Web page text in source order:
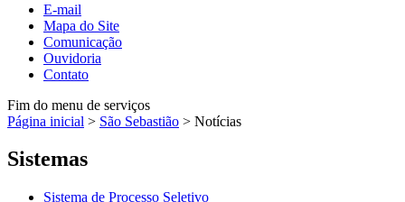
E-mail
Mapa do Site
Comunicação
Ouvidoria
Contato
Fim do menu de serviços
Página inicial > São Sebastião > Notícias
Sistemas
Sistema de Processo Seletivo